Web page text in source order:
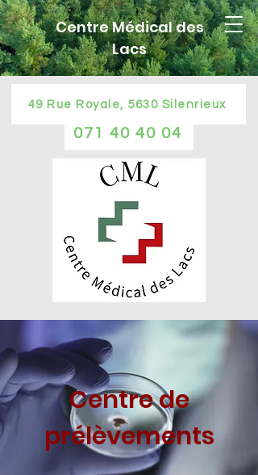
Centre Médical des
Lacs
071 40 40 04
49 Rue Royale, 5630 Silenrieux
Centre de
prélèvements